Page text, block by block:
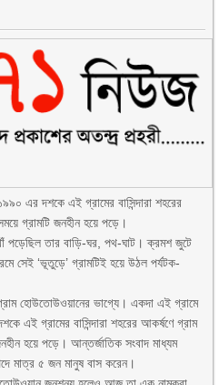
এর দশকে এই গ্রামের বাসিন্দারা শহরের
গ্রামটি জনহীন হয়ে পড়ে।
পড়েছিল তার বাড়ি-ঘর, পথ-ঘাট। ক্রমশ জুটে
সেই ‘ভূতুড়ে’ গ্রামটিই হয়ে উঠল পর্যটক-
গ্রাম হোউতোউওয়ানের ভাগ্যে। একদা এই গ্রামে
এই গ্রামের বাসিন্দারা শহরের আকর্ষণে গ্রাম
হয়ে পড়ে। আন্তর্জাতিক সংবাদ মাধ্যম
মাত্র ৫ জন মানুষ বাস করেন।